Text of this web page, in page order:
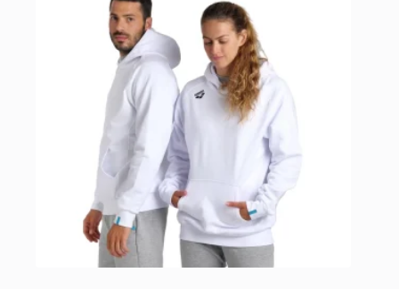
wybrać
na
stronie
produktu